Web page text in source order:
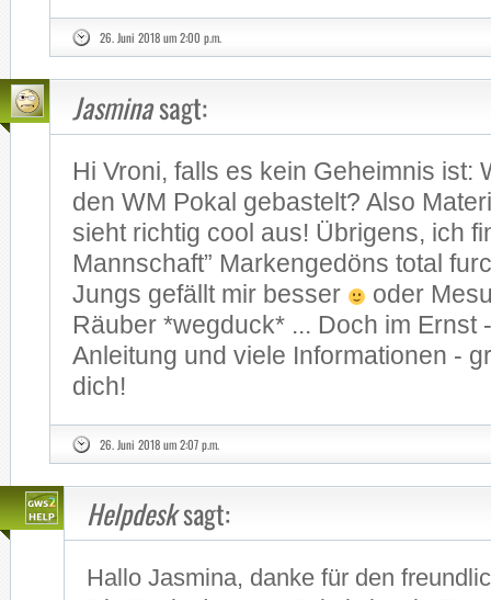
26. Juni 2018 um 2:00 p.m.
Jasminasagt:
Hi Vro­ni, falls es kein Ge­heim­nis ist:
den WM Po­kal ge­bas­telt? Also
sieht rich­tig cool aus! Üb­ri­gens, ich
Mann­schaft” Mar­ken­ge­döns to­tal
Jungs ge­fällt mir bes­ser
oder
Räu­ber *weg­duck* ... Doch im Ernst
An­lei­tung und vie­le In­for­ma­tio­nen -
dich!
26. Juni 2018 um 2:07 p.m.
Helpdesksagt:
Hal­lo Jas­mi­na, dan­ke für den